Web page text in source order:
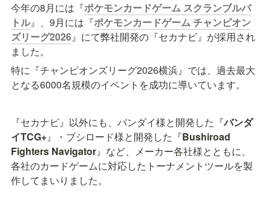
今年の8月には『ポケモンカードゲーム スクランブルバ
トル』、9月には『ポケモンカードゲーム チャンピオン
ズリーグ2026』にて弊社開発の『セカナビ』が採用され
ました。
特に『チャンピオンズリーグ2026横浜』では、過去最大
となる6000名規模のイベントを成功に導いています。
『セカナビ』以外にも、バンダイ様と開発した『バンダ
イTCG+』・ブシロード様と開発した『Bushiroad
Fighters Navigator』など、メーカー各社様とともに、
各社のカードゲームに対応したトーナメントツールを製
作してまいりました。